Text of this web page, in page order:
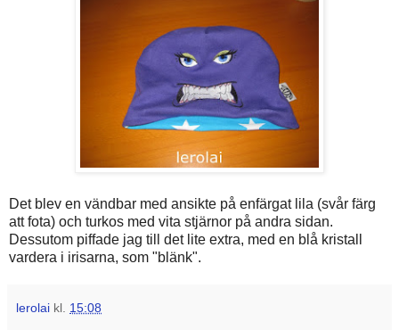
Det blev en vändbar med ansikte på enfärgat lila (svår färg
att fota) och turkos med vita stjärnor på andra sidan.
Dessutom piffade jag till det lite extra, med en blå kristall
vardera i irisarna, som "blänk".
lerolai kl. 15:08